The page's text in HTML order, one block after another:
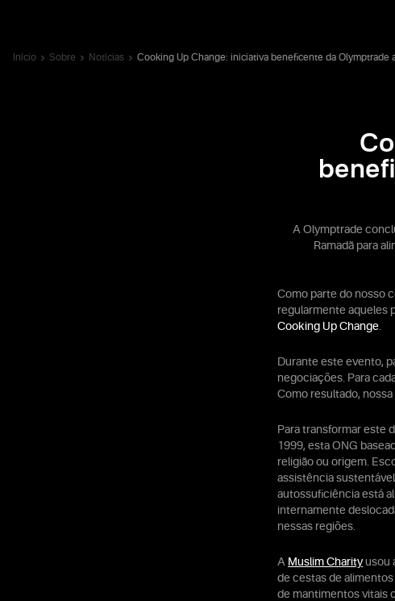
Início Sobre Notícias Cooking Up Change: iniciativa beneficente da Olymptrade
A Olymptrade
Ramadã para
Como parte do nosso
regularmente aqueles
Cooking Up Change.
Durante este evento,
negociações. Para
Como resultado,
Para transformar este
1999, esta ONG
religião ou origem.
assistência
autossuficiência está
internamente
nessas regiões.
A Muslim Charityusou
de cestas de
de mantimentos vitais